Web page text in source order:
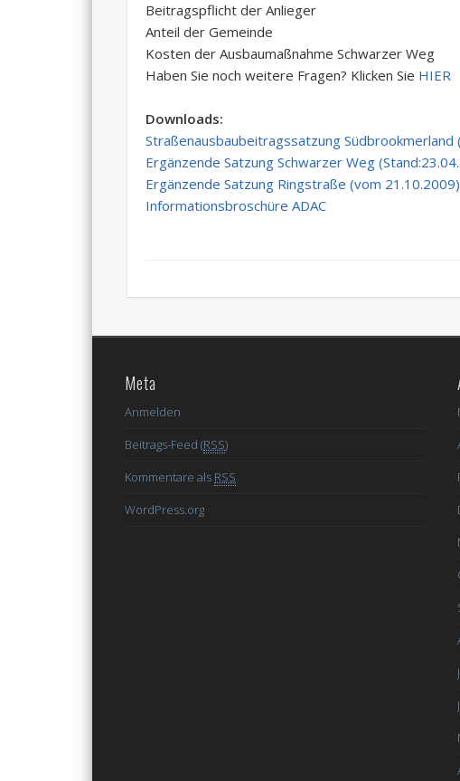
Beitragspflicht der Anlieger
Anteil der Gemeinde
Kosten der Ausbaumaßnahme Schwarzer Weg
Haben Sie noch weitere Fragen? Klicken Sie HIER
Downloads:
Straßenausbaubeitragssatzung Südbrookmerland
Ergänzende Satzung Schwarzer Weg
Ergänzende Satzung Ringstraße (vom
Informationsbroschüre ADAC
Meta
Anmelden
Beitrags-Feed (RSS)
Kommentare als RSS
WordPress.org